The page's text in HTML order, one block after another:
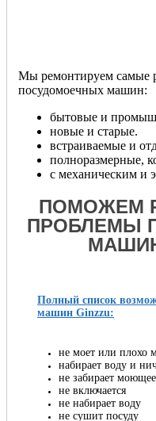
Мы ремонтируем самые
посудомоечных машин:
бытовые и
новые и старые.
встраиваемые и
полноразмерные,
с механическим и
ПОМОЖЕМ
ПРОБЛЕМЫ
Полный список
машин Ginzzu:
не моет или плохо
набирает воду и
не забирает моющее
не включается
не набирает воду
не сушит посуду